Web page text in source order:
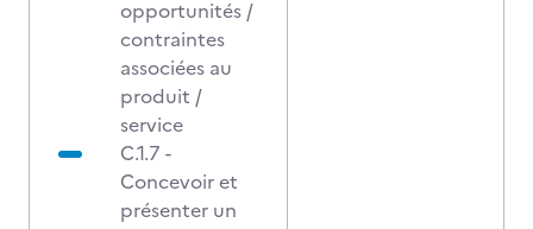
opportunités /
contraintes
associées au
produit /
service
C.1.7 -
Concevoir et
présenter un